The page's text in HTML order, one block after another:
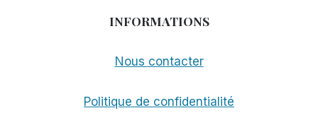
INFORMATIONS
Nous contacter
Politique de confidentialité